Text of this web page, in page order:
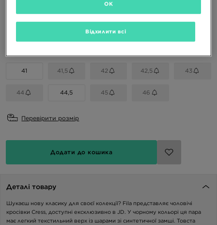
EU US
41 41,5 42 42,5 43
44 44,5 45 46
Перевірити розмір
Додати до кошика
Деталі товару
Шукаєш нову класику для своєї колекції? Fila представляє чоловічі
кросівки Cress, доступні ексклюзивно в JD. У чорному кольорі ця пара
має легкий текстильний верх із шарами зі синтетичної замші. Товста
Відхилити всі
OK